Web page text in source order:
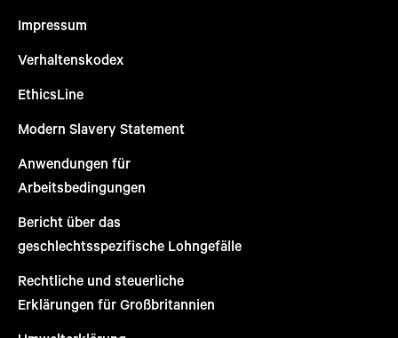
Impressum
Verhaltenskodex
EthicsLine
Modern Slavery Statement
Anwendungen für
Arbeitsbedingungen
Bericht über das
geschlechtsspezifische Lohngefälle
Rechtliche und steuerliche
Erklärungen für Großbritannien